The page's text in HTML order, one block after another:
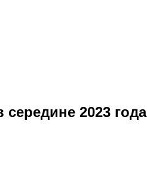
2023 года